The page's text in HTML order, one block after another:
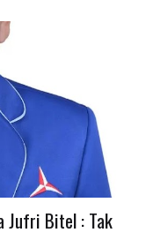
Jufri Bitel : Tak